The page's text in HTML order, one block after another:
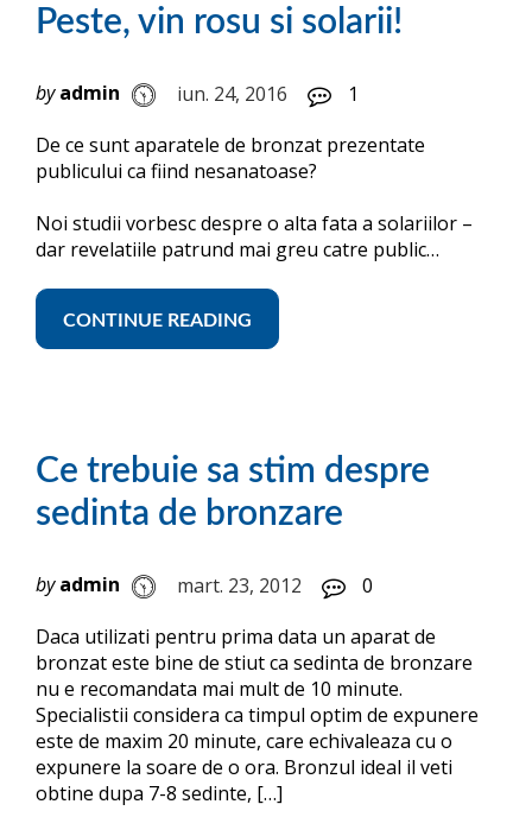
Peste, vin rosu si solarii!
by admin iun. 24, 2016
1
De ce sunt aparatele de bronzat prezentate
publicului ca fiind nesanatoase?
Noi studii vorbesc despre o alta fata a solariilor –
dar revelatiile patrund mai greu catre public…
CONTINUE READING
Ce trebuie sa stim despre
sedinta de bronzare
by admin mart. 23, 2012
0
Daca utilizati pentru prima data un aparat de
bronzat este bine de stiut ca sedinta de bronzare
nu e recomandata mai mult de 10 minute.
Specialistii considera ca timpul optim de expunere
este de maxim 20 minute, care echivaleaza cu o
expunere la soare de o ora. Bronzul ideal il veti
obtine dupa 7-8 sedinte, […]